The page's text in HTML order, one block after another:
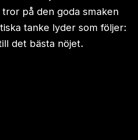
på den goda smaken
tanke lyder som följer:
det bästa nöjet.